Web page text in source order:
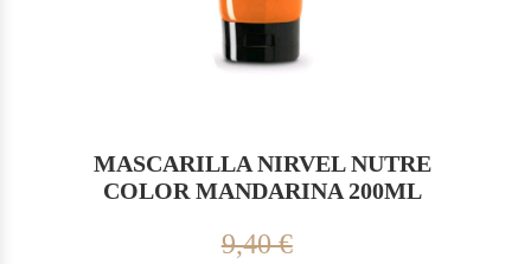
MASCARILLA NIRVEL NUTRE
COLOR MANDARINA 200ML
9,40 €